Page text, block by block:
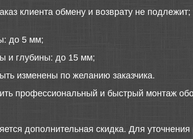
клиента обмену и возврату не подлежит;
до 5 мм;
и глубины: до 15 мм;
изменены по желанию заказчика.
профессиональный и быстрый монтаж
дополнительная скидка. Для уточнения